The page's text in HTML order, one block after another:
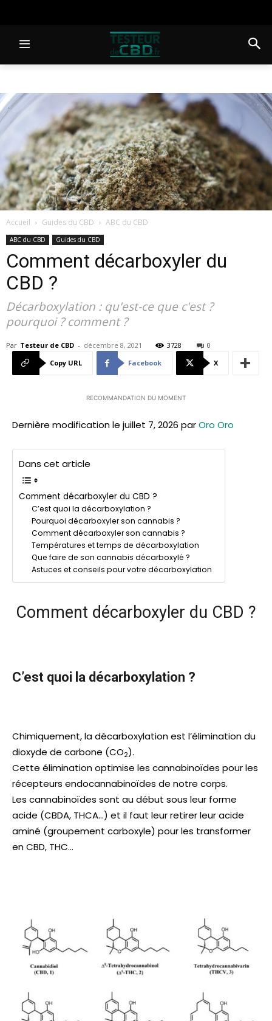
Accueil Guides du CBD ABC du CBD
ABC du CBD Guides du CBD
Comment décarboxyler du
CBD ?
Décarboxylation : qu'est-ce que c'est ?
pourquoi ? comment ?
Par Testeur de CBD - décembre 8, 2021 3728
0
Copy URL
Facebook X
RECOMMANDATION DU MOMENT
Dernière modification le juillet 7, 2026 parOro Oro
Dans cet article
Comment décarboxyler du CBD ?
C’est quoi la décarboxylation ?
Pourquoi décarboxyler son cannabis ?
Comment décarboxyler son cannabis ?
Températures et temps de décarboxylation
Que faire de son cannabis décarboxylé ?
Astuces et conseils pour votre décarboxylation
Comment décarboxyler du CBD ?
C’est quoi la décarboxylation ?
Chimiquement, la décarboxylation est l’élimination du
dioxyde de carbone (CO2).
Cette élimination optimise les cannabinoïdes pour les
récepteurs endocannabinoïdes de notre corps.
Les cannabinoïdes sont au début sous leur forme
acide (CBDA, THCA…) et il faut leur retirer leur acide
aminé (groupement carboxyle) pour les transformer
en CBD, THC…